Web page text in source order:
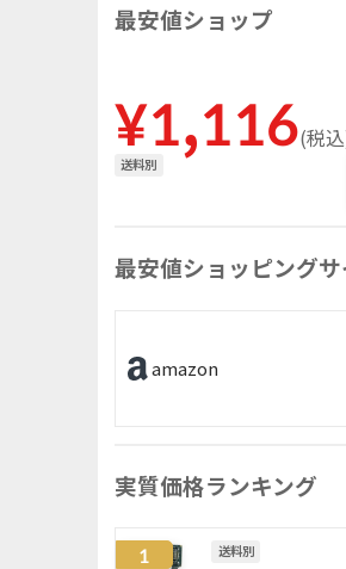
最安値ショップ
¥1,116(税込
送料別
最安値ショッピングサ
amazon
実質価格ランキング
1 送料別